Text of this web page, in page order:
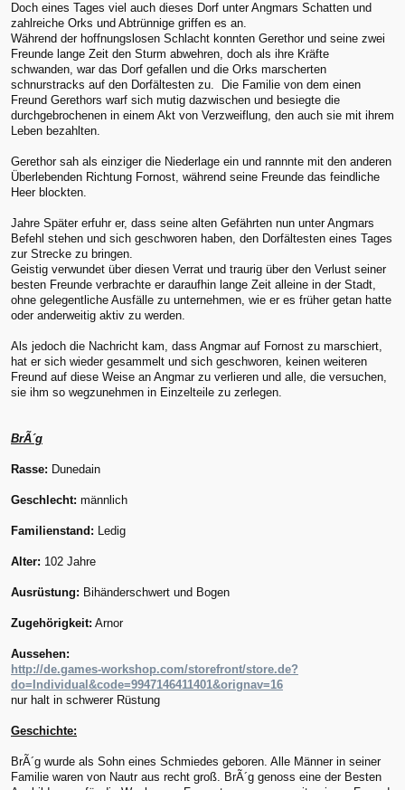
Doch eines Tages viel auch dieses Dorf unter Angmars Schatten und
zahlreiche Orks und Abtrünnige griffen es an.
Während der hoffnungslosen Schlacht konnten Gerethor und seine zwei
Freunde lange Zeit den Sturm abwehren, doch als ihre Kräfte
schwanden, war das Dorf gefallen und die Orks marscherten
schnurstracks auf den Dorfältesten zu. Die Familie von dem einen
Freund Gerethors warf sich mutig dazwischen und besiegte die
durchgebrochenen in einem Akt von Verzweiflung, den auch sie mit ihrem
Leben bezahlten.
Gerethor sah als einziger die Niederlage ein und rannnte mit den anderen
Überlebenden Richtung Fornost, während seine Freunde das feindliche
Heer blockten.
Jahre Später erfuhr er, dass seine alten Gefährten nun unter Angmars
Befehl stehen und sich geschworen haben, den Dorfältesten eines Tages
zur Strecke zu bringen.
Geistig verwundet über diesen Verrat und traurig über den Verlust seiner
besten Freunde verbrachte er daraufhin lange Zeit alleine in der Stadt,
ohne gelegentliche Ausfälle zu unternehmen, wie er es früher getan hatte
oder anderweitig aktiv zu werden.
Als jedoch die Nachricht kam, dass Angmar auf Fornost zu marschiert,
hat er sich wieder gesammelt und sich geschworen, keinen weiteren
Freund auf diese Weise an Angmar zu verlieren und alle, die versuchen,
sie ihm so wegzunehmen in Einzelteile zu zerlegen.
BrÃ´g
Rasse: Dunedain
Geschlecht: männlich
Familienstand: Ledig
Alter: 102 Jahre
Ausrüstung: Bihänderschwert und Bogen
Zugehörigkeit: Arnor
Aussehen:
http://de.games-workshop.com/storefront/store.de?
do=Individual&code=9947146411401&orignav=16
nur halt in schwerer Rüstung
Geschichte:
BrÃ´g wurde als Sohn eines Schmiedes geboren. Alle Männer in seiner
Familie waren von Nautr aus recht groß. BrÃ´g genoss eine der Besten